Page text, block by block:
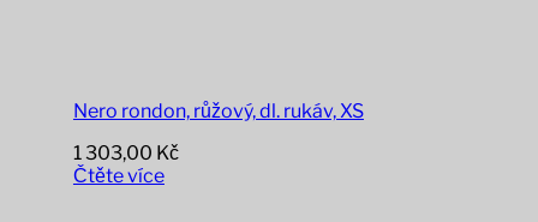
Nero rondon, růžový, dl. rukáv, XS
1 303,00 Kč
Čtěte více